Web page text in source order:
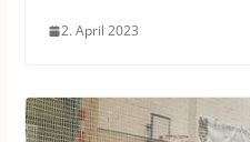
2. April 2023